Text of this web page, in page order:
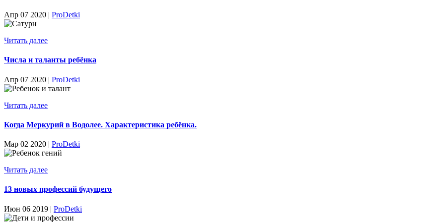
Апр 07 2020 | ProDetki
Читать далее
Числа и таланты ребёнка
Апр 07 2020 | ProDetki
Читать далее
Когда Меркурий в Водолее. Характеристика ребёнка.
Мар 02 2020 | ProDetki
Читать далее
13 новых профессий будущего
Июн 06 2019 | ProDetki